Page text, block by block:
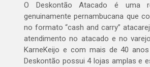
O Deskontão Atacado é uma
genuinamente pernambucana que
no formato “cash and carry”
atendimento no atacado e no
KarneKeijo e com mais de 40
Deskontão possui 4 lojas amplas e